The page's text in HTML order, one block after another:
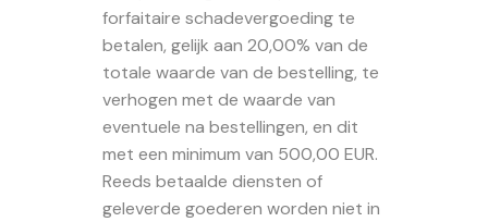
forfaitaire schadevergoeding te
betalen, gelijk aan 20,00% van de
totale waarde van de bestelling, te
verhogen met de waarde van
eventuele na bestellingen, en dit
met een minimum van 500,00 EUR.
Reeds betaalde diensten of
geleverde goederen worden niet in